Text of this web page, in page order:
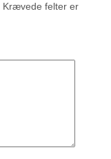
Krævede felter er